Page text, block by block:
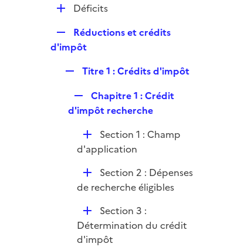
r
e
r
D
l
Déficits
e
l
r
Réductions et crédits
d'impôt
p
l
r
Titre 1 : Crédits d'impôt
e
l
i
e
r
Chapitre 1 : Crédit
d'impôt recherche
D
é
i
Section 1 : Champ
d'application
D
é
i
e
Section 2 : Dépenses
de recherche éligibles
D
é
p
Section 3 :
Détermination du crédit
d'impôt